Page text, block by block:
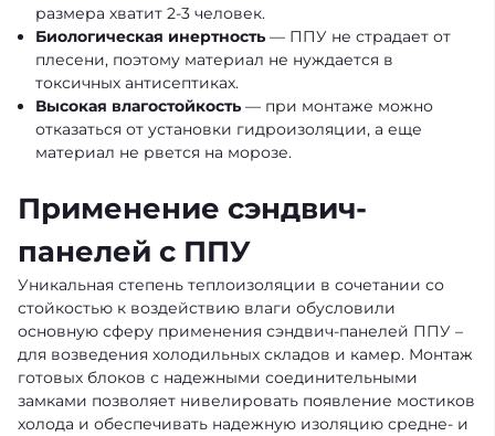
размера хватит 2-3 человек.
Биологическая инертность— ППУ не страдает от
плесени, поэтому материал не нуждается в
токсичных антисептиках.
Высокая влагостойкость— при монтаже можно
отказаться от установки гидроизоляции, а еще
материал не рвется на морозе.
Применение сэндвич-
панелей с ППУ
Уникальная степень теплоизоляции в сочетании со
стойкостью к воздействию влаги обусловили
основную сферу применения сэндвич-панелей ППУ –
для возведения холодильных складов и камер. Монтаж
готовых блоков с надежными соединительными
замками позволяет нивелировать появление мостиков
холода и обеспечивать надежную изоляцию средне- и